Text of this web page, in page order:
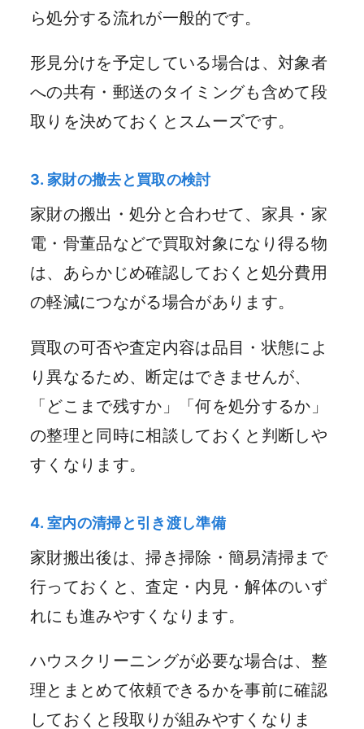
ら処分する流れが一般的です。
形見分けを予定している場合は、対象者
への共有・郵送のタイミングも含めて段
取りを決めておくとスムーズです。
3. 家財の撤去と買取の検討
家財の搬出・処分と合わせて、家具・家
電・骨董品などで買取対象になり得る物
は、あらかじめ確認しておくと処分費用
の軽減につながる場合があります。
買取の可否や査定内容は品目・状態によ
り異なるため、断定はできませんが、
「どこまで残すか」「何を処分するか」
の整理と同時に相談しておくと判断しや
すくなります。
4. 室内の清掃と引き渡し準備
家財搬出後は、掃き掃除・簡易清掃まで
行っておくと、査定・内見・解体のいず
れにも進みやすくなります。
ハウスクリーニングが必要な場合は、整
理とまとめて依頼できるかを事前に確認
しておくと段取りが組みやすくなりま